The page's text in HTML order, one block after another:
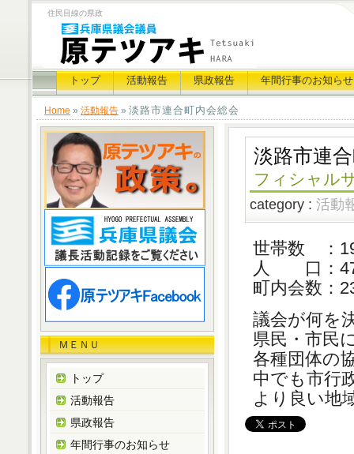
住民目線の県政
トップ 活動報告 県政報告 年間行事のお知らせ
Home » 活動報告 » 淡路市連合町内会総会
淡路市連
フィシャル
category : 活動
世帯数 ：
人 口：
町内会数：
議会が何を
県民・市民
各種団体の
中でも市行
より良い地
ＭＥＮＵ
トップ
活動報告
県政報告
年間行事のお知らせ